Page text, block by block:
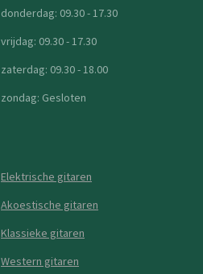
donderdag: 09.30 - 17.30
vrijdag: 09.30 - 17.30
zaterdag: 09.30 - 18.00
zondag: Gesloten
Elektrische gitaren
Akoestische gitaren
Klassieke gitaren
Western gitaren